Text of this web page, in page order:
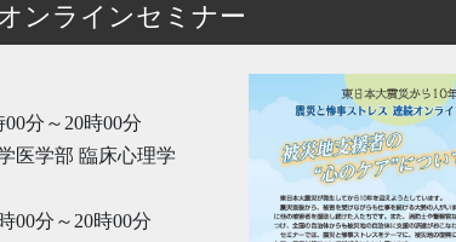
ンラインセミナー
分～20時00分
医学部 臨床心理学
00分～20時00分